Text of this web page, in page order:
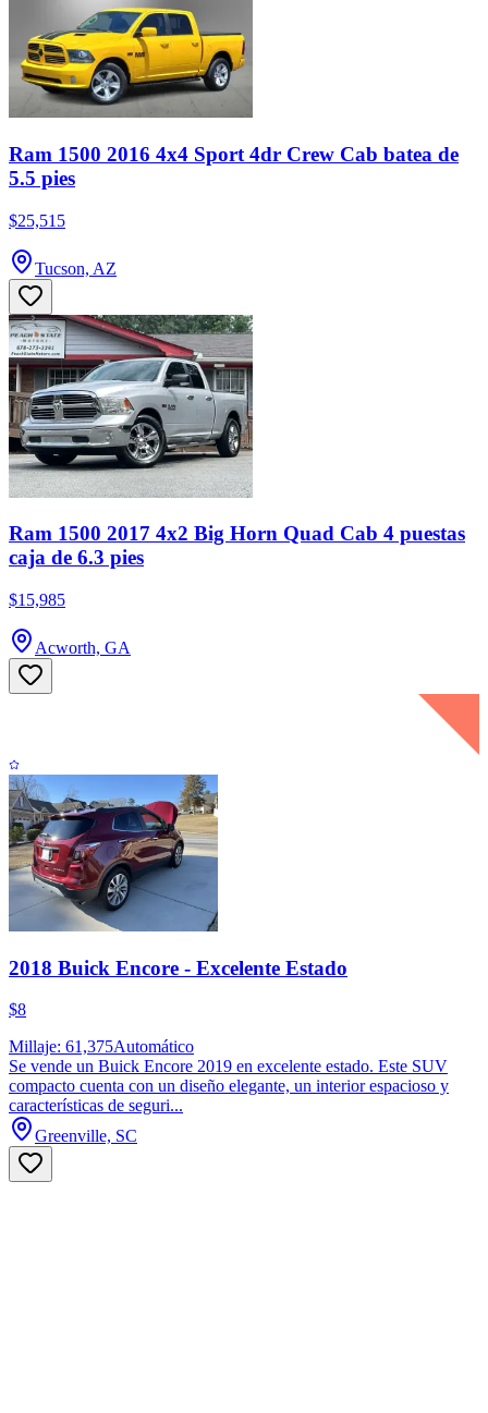
Ram 1500 2016 4x4 Sport 4dr Crew Cab batea de
5.5 pies
$25,515
Tucson, AZ
Ram 1500 2017 4x2 Big Horn Quad Cab 4 puestas
caja de 6.3 pies
$15,985
Acworth, GA
2018 Buick Encore - Excelente Estado
$8
Millaje: 61,375Automático
Se vende un Buick Encore 2019 en excelente estado. Este SUV
compacto cuenta con un diseño elegante, un interior espacioso y
características de seguri...
Greenville, SC